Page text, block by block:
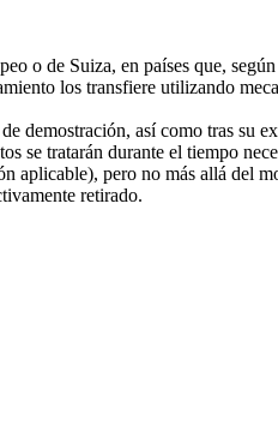
o de Suiza, en países que,
los transfiere utilizando
demostración, así como tras su
se tratarán durante el tiempo
aplicable), pero no más allá del
retirado.